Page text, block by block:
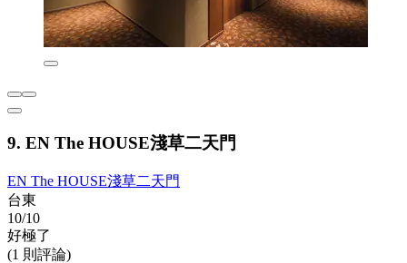
9. EN The HOUSE淺草二天門
EN The HOUSE淺草二天門
台東
10/10
好極了
(1 則評論)